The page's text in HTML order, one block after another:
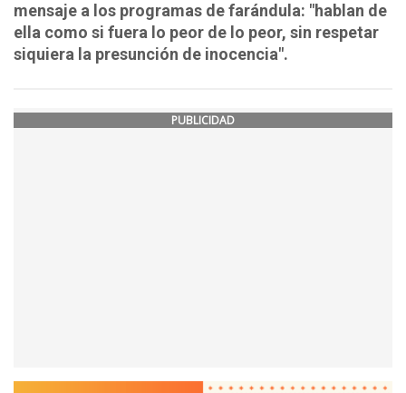
mensaje a los programas de farándula: "hablan de
ella como si fuera lo peor de lo peor, sin respetar
siquiera la presunción de inocencia".
PUBLICIDAD